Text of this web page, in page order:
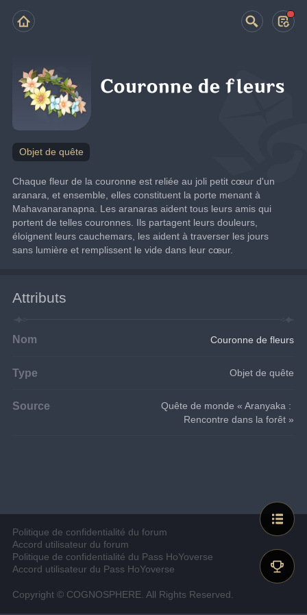
Couronne de fleurs
Objet de quête
Chaque fleur de la couronne est reliée au joli petit cœur d'un
aranara, et ensemble, elles constituent la porte menant à
Mahavanaranapna. Les aranaras aident tous leurs amis qui
portent de telles couronnes. Ils partagent leurs douleurs,
éloignent leurs cauchemars, les aident à traverser les jours
sans lumière et remplissent le vide dans leur cœur.
Attributs
Nom Couronne de fleurs
Type Objet de quête
Source
Quête de monde « Aranyaka :
Rencontre dans la forêt »
Politique de confidentialité du forum
Accord utilisateur du forum
Politique de confidentialité du Pass HoYoverse
Accord utilisateur du Pass HoYoverse
Copyright © COGNOSPHERE. All Rights Reserved.